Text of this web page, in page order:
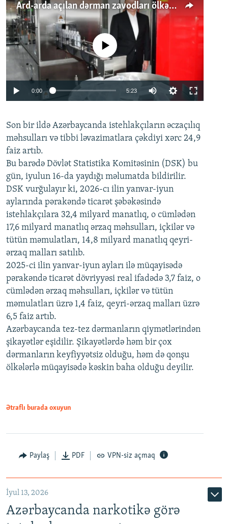
Ard-arda açılan dərman zavodları ölkənin tələbatını ödəyirmi?
Auto 240p 360p 480p
720p 1080p
No media source currently available
0:00 5:23
360p
480p
720p
1080p
Son bir ildə Azərbaycanda istehlakçıların əczaçılıq
məhsulları və tibbi ləvazimatlara çəkdiyi xərc 24,9
faiz artıb.
Bu barədə Dövlət Statistika Komitəsinin (DSK) bu
gün, iyulun 16-da yaydığı məlumatda bildirilir.
DSK vurğulayır ki, 2026-cı ilin yanvar-iyun
aylarında pərakəndə ticarət şəbəkəsində
istehlakçılara 32,4 milyard manatlıq, o cümlədən
17,6 milyard manatlıq ərzaq məhsulları, içkilər və
tütün məmulatları, 14,8 milyard manatlıq qeyri-
ərzaq malları satılıb.
2025-ci ilin yanvar-iyun ayları ilə müqayisədə
pərakəndə ticarət dövriyyəsi real ifadədə 3,7 faiz, o
cümlədən ərzaq məhsulları, içkilər və tütün
məmulatları üzrə 1,4 faiz, qeyri-ərzaq malları üzrə
6,5 faiz artıb.
Azərbaycanda tez-tez dərmanların qiymətlərindən
şikayətlər eşidilir. Şikayətlərdə həm bir çox
dərmanların keyfiyyətsiz olduğu, həm də qonşu
ölkələrlə müqayisədə kəskin baha olduğu deyilir.
Ətraflı burada oxuyun
Paylaş PDF VPN-siz açmaq
İyul 13, 2026
Azərbaycanda narkotikə görə